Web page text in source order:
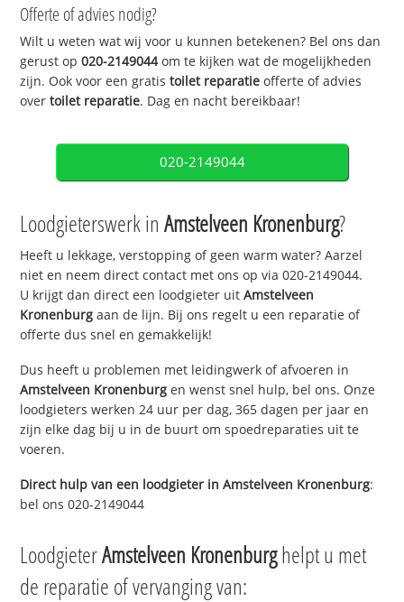
Offerte of advies nodig?
Wilt u weten wat wij voor u kunnen betekenen? Bel ons dan
gerust op020-2149044om te kijken wat de mogelijkheden
zijn. Ook voor een gratistoilet reparatie offerte of advies
overtoilet reparatie. Dag en nacht bereikbaar!
020-2149044
Loodgieterswerk inAmstelveen Kronenburg?
Heeft u lekkage, verstopping of geen warm water? Aarzel
niet en neem direct contact met ons op via 020-2149044.
U krijgt dan direct een loodgieter uitAmstelveen
Kronenburg aan de lijn. Bij ons regelt u een reparatie of
offerte dus snel en gemakkelijk!
Dus heeft u problemen met leidingwerk of afvoeren in
Amstelveen Kronenburg en wenst snel hulp, bel ons. Onze
loodgieters werken 24 uur per dag, 365 dagen per jaar en
zijn elke dag bij u in de buurt om spoedreparaties uit te
voeren.
Direct hulp van een loodgieter inAmstelveen Kronenburg:
bel ons 020-2149044
LoodgieterAmstelveen Kronenburghelpt u met
de reparatie of vervanging van: